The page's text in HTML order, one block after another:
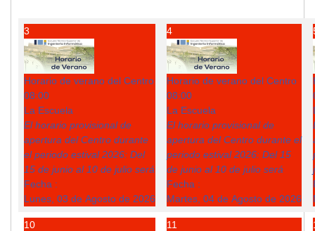
3
Horario de verano del Centro
08:00
La Escuela
El horario provisional de
apertura del Centro durante
el periodo estival 2026: Del
15 de junio al 10 de julio será
Fecha :
Lunes, 03 de Agosto de 2026
4
Horario de verano del Centro
08:00
La Escuela
El horario provisional de
apertura del Centro durante el
periodo estival 2026: Del 15
de junio al 10 de julio será
Fecha :
Martes, 04 de Agosto de 2026
10 11